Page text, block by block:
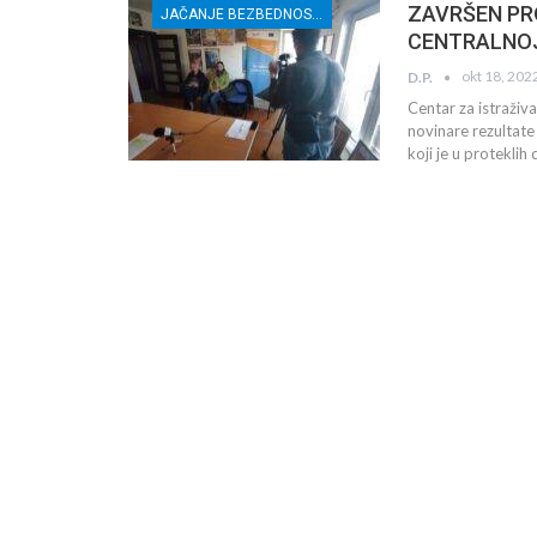
JAČANJE BEZBEDNOSTI NOVINARA U CENTRALNOJ I JUŽNOJ SRBIJI
ZAVRŠEN
D.P. okt 18,
Centar za
novinare
koji je u proteklih